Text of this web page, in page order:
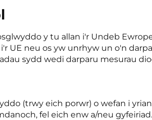
y tu allan i'r Undeb
UE neu os yw unrhyw un o'n
sydd wedi darparu mesurau
(trwy eich porwr) o wefan i
fel eich enw a/neu